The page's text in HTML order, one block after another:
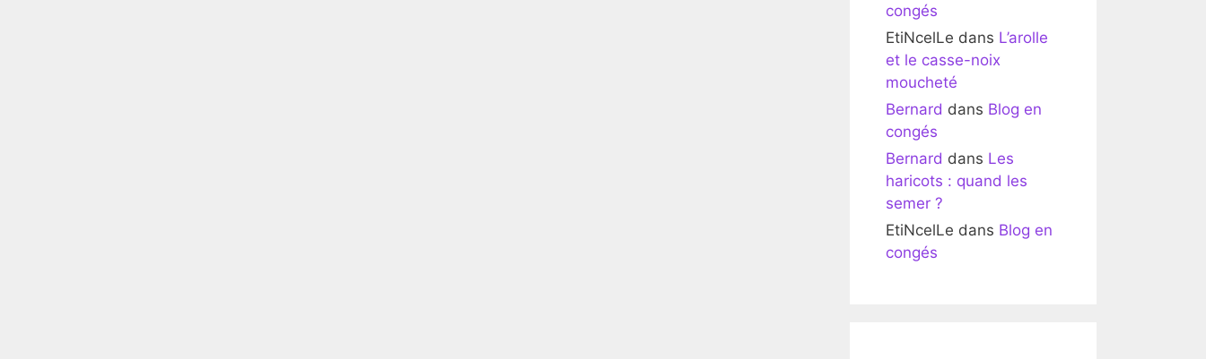
congés
EtiNcelLe dans L’arolle
et le casse-noix
moucheté
Bernard dans Blog en
congés
Bernard dans Les
haricots : quand les
semer ?
EtiNcelLe dans Blog en
congés